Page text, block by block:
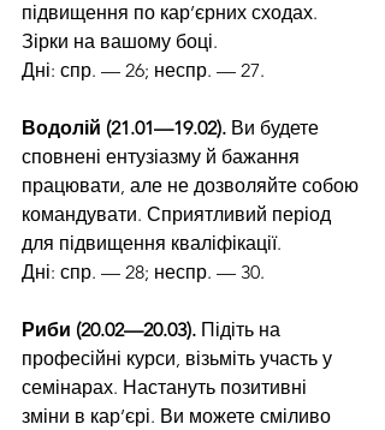
підвищення по кар’єрних сходах.
Зірки на вашому боці.
Дні: спр. — 26; неспр. — 27.
Водолій (21.01—19.02). Ви будете
сповнені ентузіазму й бажання
працювати, але не дозволяйте собою
командувати. Сприятливий період
для підвищення кваліфікації.
Дні: спр. — 28; неспр. — 30.
Риби (20.02—20.03). Підіть на
професійні курси, візьміть участь у
семінарах. Настануть позитивні
зміни в кар’єрі. Ви можете сміливо